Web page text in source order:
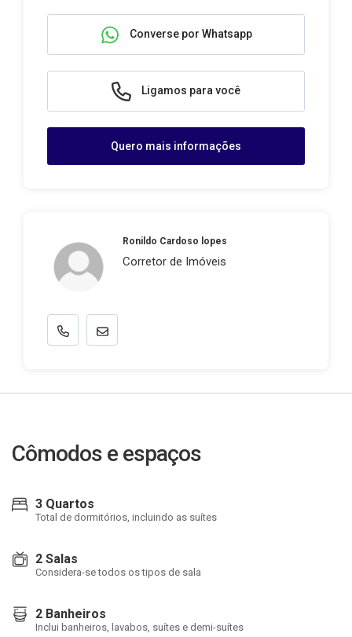
Converse por Whatsapp
Ligamos para você
Quero mais informações
Ronildo Cardoso lopes
Corretor de Imóveis
Cômodos e espaços
3 Quartos
Total de dormitórios, incluindo as suítes
2 Salas
Considera-se todos os tipos de sala
2 Banheiros
Inclui banheiros, lavabos, suítes e demi-suítes